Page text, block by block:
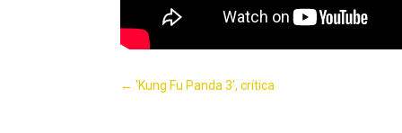
←'Kung Fu Panda 3', crítica